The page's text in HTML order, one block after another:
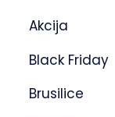
Akcija
Black Friday
Brusilice